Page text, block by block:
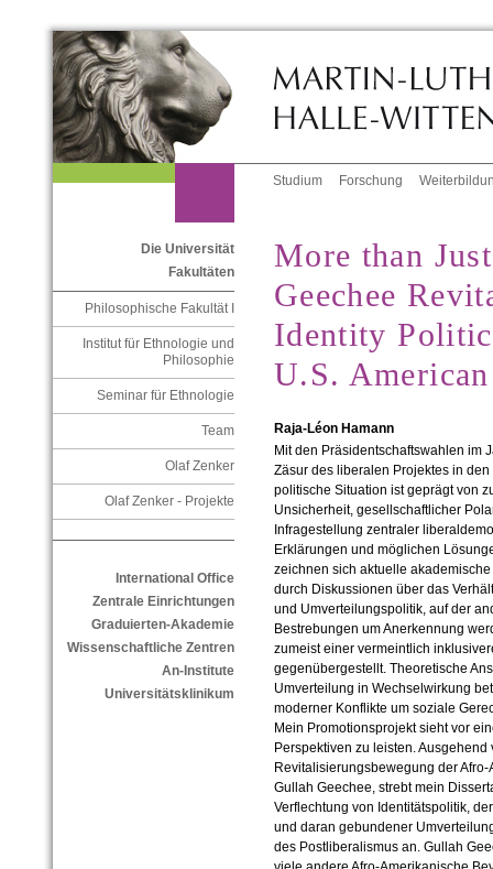
Studium Forschung
Die Universität
Fakultäten
Philosophische Fakultät I
Institut für Ethnologie und
Philosophie
Seminar für Ethnologie
Team
Olaf Zenker
Olaf Zenker - Projekte
International Office
Zentrale Einrichtungen
Graduierten-Akademie
Wissenschaftliche Zentren
An-Institute
Universitätsklinikum
More than
Geechee
Identity
U.S.
Raja-Léon Hamann
Mit den Präsidentschaftswahlen im
Zäsur des liberalen Projektes in
politische Situation ist geprägt von
Unsicherheit, gesellschaftlicher
Infragestellung zentraler
Erklärungen und möglichen
zeichnen sich aktuelle
durch Diskussionen über das
und Umverteilungspolitik, auf der
Bestrebungen um Anerkennung
zumeist einer vermeintlich
gegenübergestellt. Theoretische
Umverteilung in Wechselwirkung
moderner Konflikte um soziale
Mein Promotionsprojekt sieht vor
Perspektiven zu leisten.
Revitalisierungsbewegung der
Gullah Geechee, strebt mein
Verflechtung von Identitätspolitik,
und daran gebundener
des Postliberalismus an. Gullah